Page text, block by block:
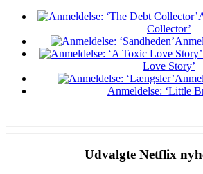
Collector’
Love Story’
Anmeldelse: ‘Little
Udvalgte Netflix